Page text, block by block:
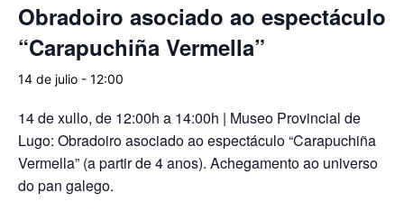
Obradoiro asociado ao espectáculo
“Carapuchiña Vermella”
14 de julio - 12:00
14 de xullo, de 12:00h a 14:00h | Museo Provincial de
Lugo: Obradoiro asociado ao espectáculo “Carapuchiña
Vermella” (a partir de 4 anos). Achegamento ao universo
do pan galego.